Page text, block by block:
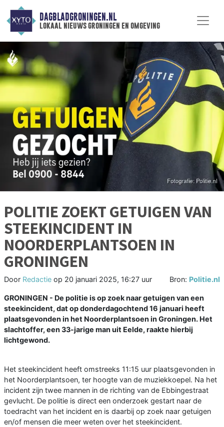
DAGBLADGRONINGEN.NL
lokaal nieuws groningen en omgeving
POLITIE ZOEKT GETUIGEN VAN
STEEKINCIDENT IN
NOORDERPLANTSOEN IN
GRONINGEN
Door Redactie op 20 januari 2025, 16:27 uur Bron: Politie.nl
GRONINGEN - De politie is op zoek naar getuigen van een
steekincident, dat op donderdagochtend 16 januari heeft
plaatsgevonden in het Noorderplantsoen in Groningen. Het
slachtoffer, een 33-jarige man uit Eelde, raakte hierbij
lichtgewond.
Het steekincident heeft omstreeks 11:15 uur plaatsgevonden in
het Noorderplantsoen, ter hoogte van de muziekkoepel. Na het
incident zijn twee mannen in de richting van de Ebbingestraat
gevlucht. De politie is direct een onderzoek gestart naar de
toedracht van het incident en is daarbij op zoek naar getuigen
en/of mensen die meer weten over het steekincident.